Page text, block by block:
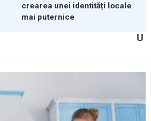
crearea unei identități locale
mai puternice
U